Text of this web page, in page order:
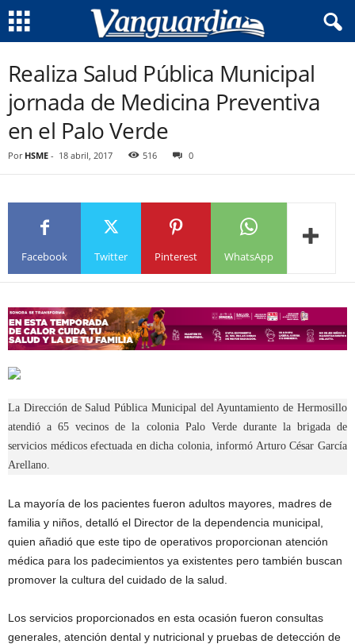
Realiza Salud Pública Municipal
jornada de Medicina Preventiva
en el Palo Verde
Por HSME - 18 abril, 2017 516 0
Facebook Twitter Pinterest WhatsApp
La Dirección de Salud Pública Municipal del Ayuntamiento de Hermosillo
atendió a 65 vecinos de la colonia Palo Verde durante la brigada de
servicios médicos efectuada en dicha colonia, informó Arturo César García
Arellano.
La mayoría de los pacientes fueron adultos mayores, madres de
familia y niños, detalló el Director de la dependencia municipal,
quien añadió que este tipo de operativos proporcionan atención
médica para los padecimientos ya existentes pero también buscan
promover la cultura del cuidado de la salud.
Los servicios proporcionados en esta ocasión fueron consultas
generales, atención dental y nutricional y pruebas de detección de